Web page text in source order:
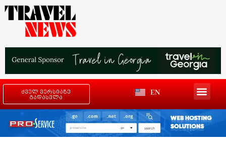
ძველ ვერსიაზე
გადასვლა
EN